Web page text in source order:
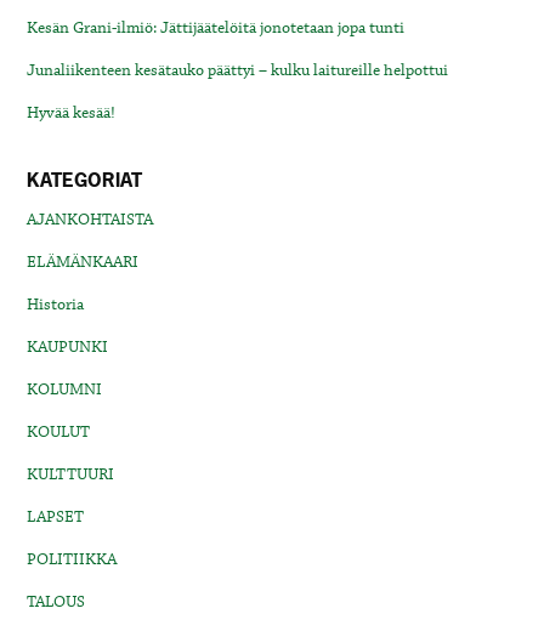
Kesän Grani-ilmiö: Jättijäätelöitä jonotetaan jopa tunti
Junaliikenteen kesätauko päättyi – kulku laitureille helpottui
Hyvää kesää!
KATEGORIAT
AJANKOHTAISTA
ELÄMÄNKAARI
Historia
KAUPUNKI
KOLUMNI
KOULUT
KULTTUURI
LAPSET
POLITIIKKA
TALOUS